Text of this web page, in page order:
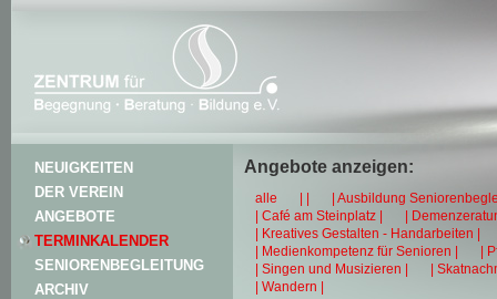
NEUIGKEITEN
DER VEREIN
ANGEBOTE
TERMINKALENDER
SENIORENBEGLEITUNG
ARCHIV
Angebote anzeigen:
alle | |
| Ausbildung
| Café am Steinplatz |
|
| Kreatives Gestalten - Handarbeiten |
| Medienkompetenz für Senioren |
|
| Singen und Musizieren |
|
| Wandern |